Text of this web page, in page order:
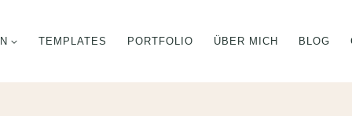
TEMPLATES PORTFOLIO ÜBER MICH BLOG